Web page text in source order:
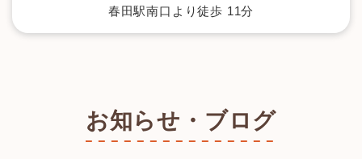
春田駅南口より徒歩 11分
お知らせ・ブログ